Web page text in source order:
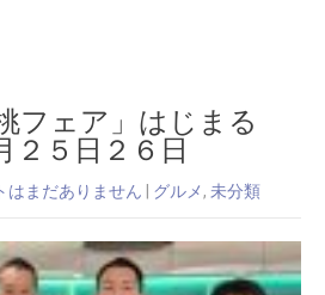
フェア」はじまる
２５日２６日
はまだありません グルメ , 未分類